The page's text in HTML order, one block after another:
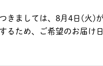
きましては、8月4日(火)が
るため、ご希望のお届け